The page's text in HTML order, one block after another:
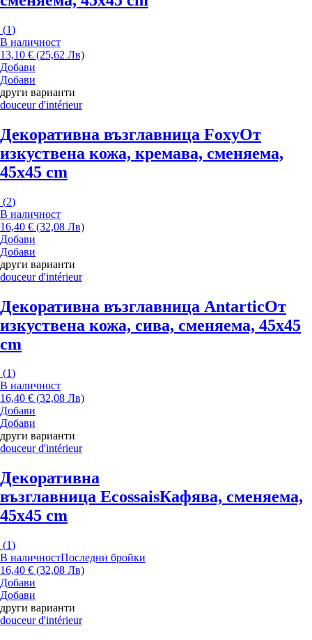
(1)
В наличност
13,10 € (25,62 Лв)
Добави
Добави
други варианти
douceur d'intérieur
Декоративна възглавница FoxyОт
изкуствена кожа, кремава, сменяема,
45x45 cm
(2)
В наличност
16,40 € (32,08 Лв)
Добави
Добави
други варианти
douceur d'intérieur
Декоративна възглавница AntarticОт
изкуствена кожа, сива, сменяема, 45x45
cm
(1)
В наличност
16,40 € (32,08 Лв)
Добави
Добави
други варианти
douceur d'intérieur
Декоративна
възглавница EcossaisКафява, сменяема,
45x45 cm
(1)
В наличностПоследни бройки
16,40 € (32,08 Лв)
Добави
Добави
други варианти
douceur d'intérieur